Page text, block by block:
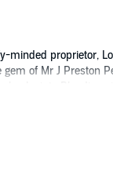
minded proprietor,
of Mr J Preston
into Blandings